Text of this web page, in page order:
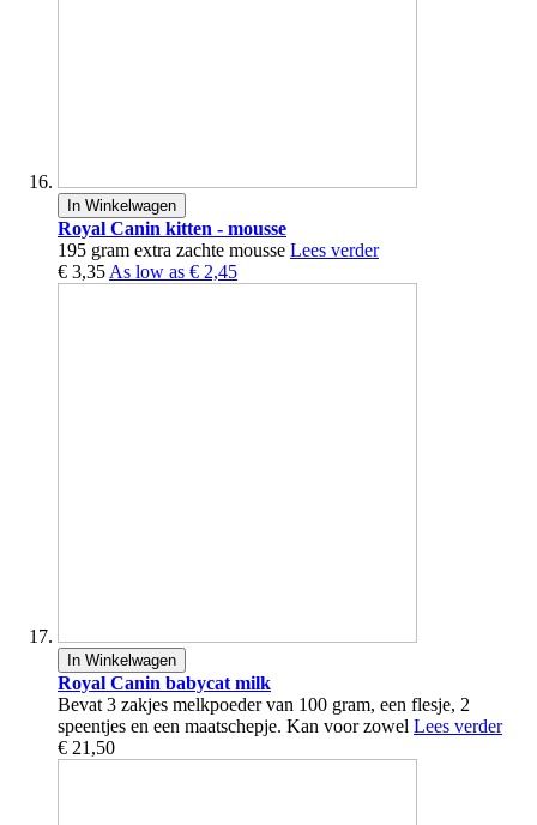
In Winkelwagen
Royal Canin kitten - mousse
195 gram extra zachte mousse Lees verder
€ 3,35 As low as € 2,45
In Winkelwagen
Royal Canin babycat milk
Bevat 3 zakjes melkpoeder van 100 gram, een flesje, 2
speentjes en een maatschepje. Kan voor zowel Lees verder
€ 21,50